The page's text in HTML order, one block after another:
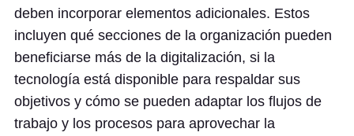
deben incorporar elementos adicionales. Estos
incluyen qué secciones de la organización pueden
beneficiarse más de la digitalización, si la
tecnología está disponible para respaldar sus
objetivos y cómo se pueden adaptar los flujos de
trabajo y los procesos para aprovechar la